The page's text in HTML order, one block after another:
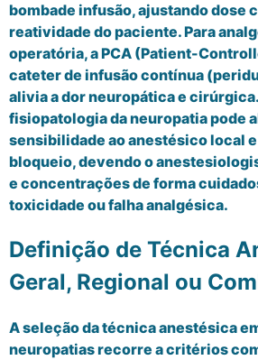
bombade infusão, ajustando dose
reatividade do paciente. Para
operatória, a PCA (Patient-
cateter de infusão contínua
alivia a dor neuropática e
fisiopatologia da neuropatia pode
sensibilidade ao anestésico local
bloqueio, devendo o
e concentrações de forma
toxicidade ou falha analgésica.
Definição de Técnica
Geral, Regional ou
A seleção da técnica anestésica
neuropatias recorre a critérios